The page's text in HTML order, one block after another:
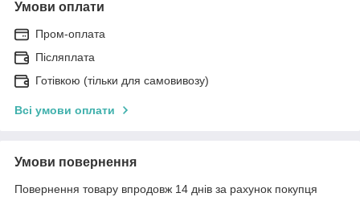
Умови оплати
Пром-оплата
Післяплата
Готівкою (тільки для самовивозу)
Всі умови оплати
Умови повернення
Повернення товару впродовж 14 днів за рахунок покупця